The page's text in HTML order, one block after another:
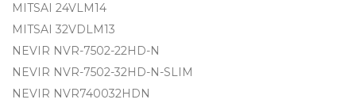
MITSAI 24VLM14
MITSAI 32VDLM13
NEVIR NVR-7502-22HD-N
NEVIR NVR-7502-32HD-N-SLIM
NEVIR NVR740032HDN